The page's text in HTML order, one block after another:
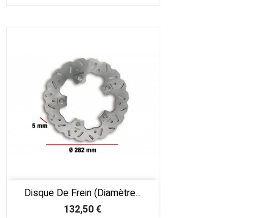
Disque De Frein (diamètre...
Prix
132,50 €